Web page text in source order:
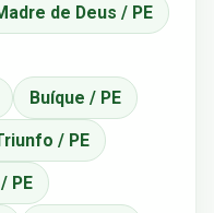
de Deus / PE
Buíque / PE
/ PE
PE